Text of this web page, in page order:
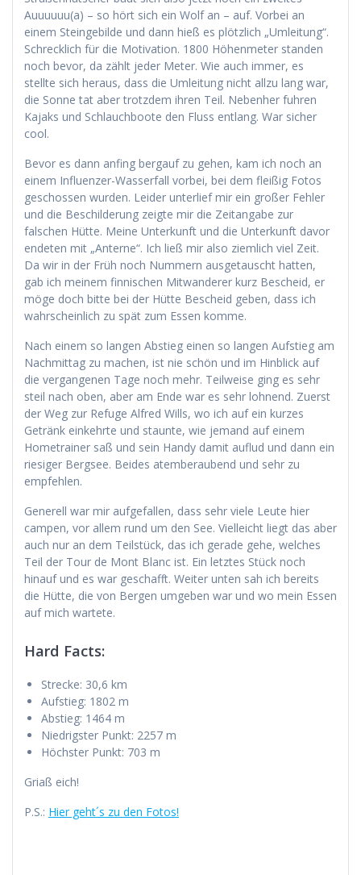
Auuuuuu(a) – so hört sich ein Wolf an – auf. Vorbei an
einem Steingebilde und dann hieß es plötzlich „Umleitung“.
Schrecklich für die Motivation. 1800 Höhenmeter standen
noch bevor, da zählt jeder Meter. Wie auch immer, es
stellte sich heraus, dass die Umleitung nicht allzu lang war,
die Sonne tat aber trotzdem ihren Teil. Nebenher fuhren
Kajaks und Schlauchboote den Fluss entlang. War sicher
cool.
Bevor es dann anfing bergauf zu gehen, kam ich noch an
einem Influenzer-Wasserfall vorbei, bei dem fleißig Fotos
geschossen wurden. Leider unterlief mir ein großer Fehler
und die Beschilderung zeigte mir die Zeitangabe zur
falschen Hütte. Meine Unterkunft und die Unterkunft davor
endeten mit „Anterne“. Ich ließ mir also ziemlich viel Zeit.
Da wir in der Früh noch Nummern ausgetauscht hatten,
gab ich meinem finnischen Mitwanderer kurz Bescheid, er
möge doch bitte bei der Hütte Bescheid geben, dass ich
wahrscheinlich zu spät zum Essen komme.
Nach einem so langen Abstieg einen so langen Aufstieg am
Nachmittag zu machen, ist nie schön und im Hinblick auf
die vergangenen Tage noch mehr. Teilweise ging es sehr
steil nach oben, aber am Ende war es sehr lohnend. Zuerst
der Weg zur Refuge Alfred Wills, wo ich auf ein kurzes
Getränk einkehrte und staunte, wie jemand auf einem
Hometrainer saß und sein Handy damit auflud und dann ein
riesiger Bergsee. Beides atemberaubend und sehr zu
empfehlen.
Generell war mir aufgefallen, dass sehr viele Leute hier
campen, vor allem rund um den See. Vielleicht liegt das aber
auch nur an dem Teilstück, das ich gerade gehe, welches
Teil der Tour de Mont Blanc ist. Ein letztes Stück noch
hinauf und es war geschafft. Weiter unten sah ich bereits
die Hütte, die von Bergen umgeben war und wo mein Essen
auf mich wartete.
Hard Facts:
Strecke: 30,6 km
Aufstieg: 1802 m
Abstieg: 1464 m
Niedrigster Punkt: 2257 m
Höchster Punkt: 703 m
Griaß eich!
P.S.: Hier geht´s zu den Fotos!